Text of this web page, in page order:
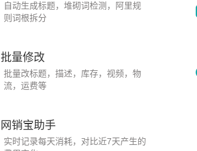
自动生成标题，堆砌词检测，阿里规
则词根拆分
批量修改
批量改标题，描述，库存，视频，物
流，运费等
网销宝助手
实时记录每天消耗，对比近7天产生的